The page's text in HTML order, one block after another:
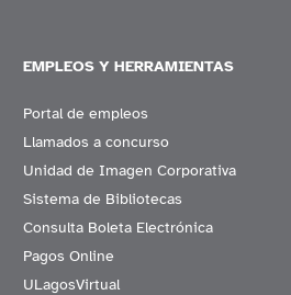
EMPLEOS Y HERRAMIENTAS
Portal de empleos
Llamados a concurso
Unidad de Imagen Corporativa
Sistema de Bibliotecas
Consulta Boleta Electrónica
Pagos Online
ULagosVirtual